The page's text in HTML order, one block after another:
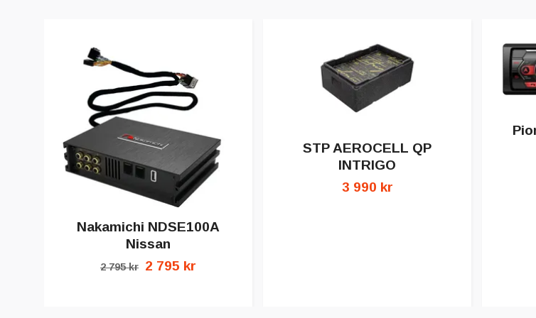
Nakamichi NDSE100A
Nissan
2 795 kr 2 795 kr
STP AEROCELL QP
INTRIGO
3 990 kr